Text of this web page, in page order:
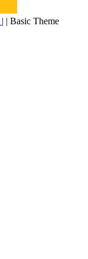
| | Basic Theme